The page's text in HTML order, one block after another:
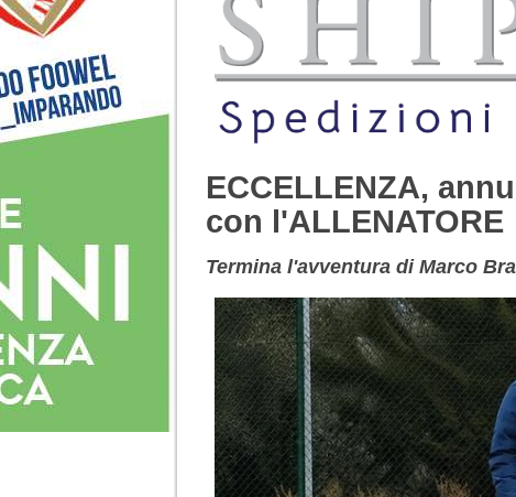
ECCELLENZA,
con l'ALLENATORE
Termina l'avventura di Marco